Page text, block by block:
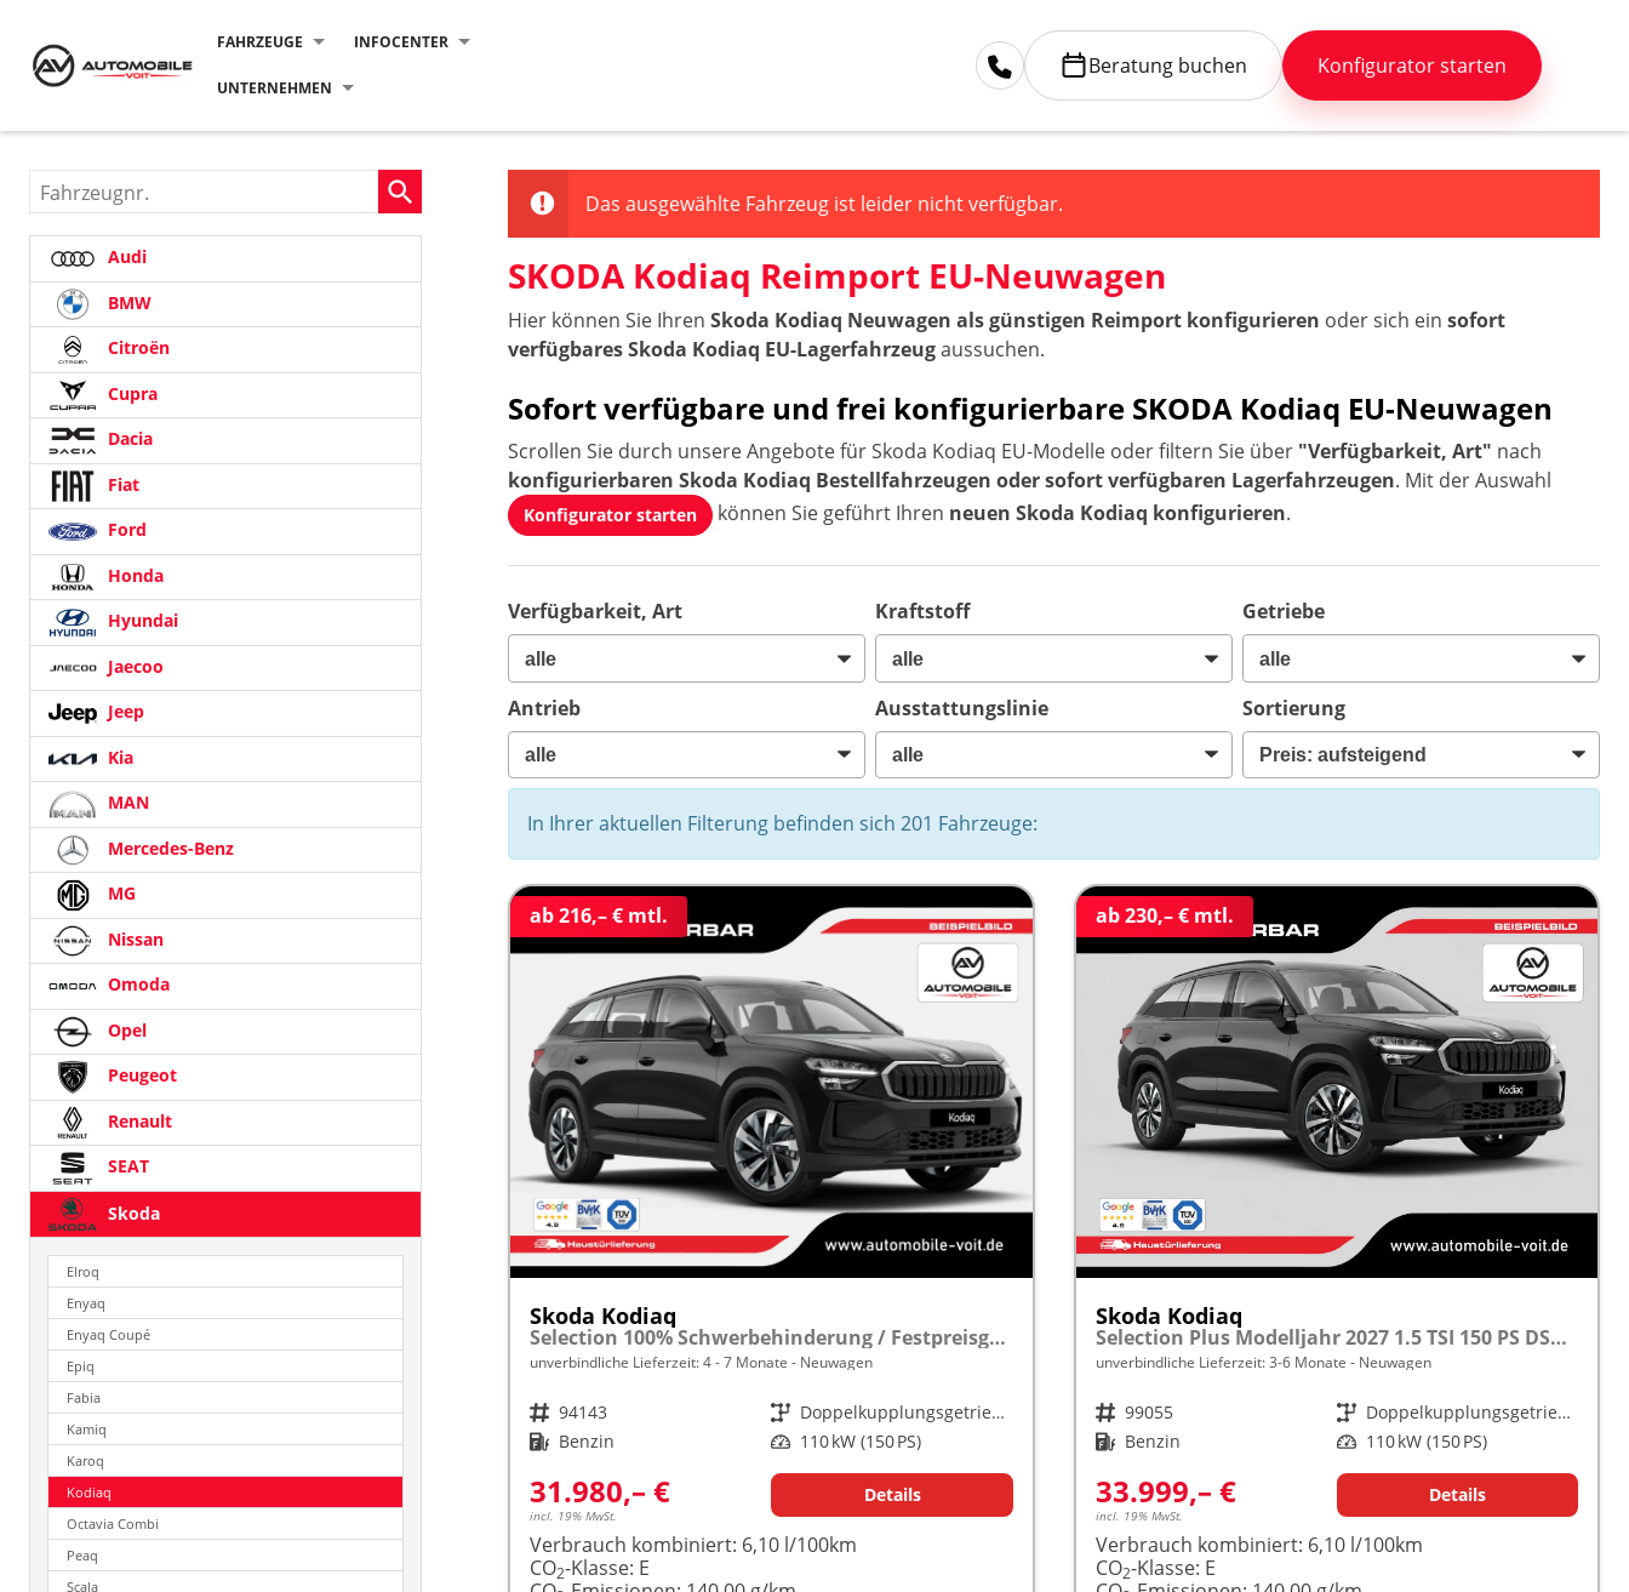
FAHRZEUGE INFOCENTER
UNTERNEHMEN
Beratung buchen Konfigurator starten
Das ausgewählte Fahrzeug ist leider nicht verfügbar.
SKODA Kodiaq Reimport EU-Neuwagen
Hier können Sie IhrenSkoda Kodiaq Neuwagen als günstigen Reimport konfigurieren oder sich einsofort
verfügbares Skoda Kodiaq EU-Lagerfahrzeugaussuchen.
Sofort verfügbare und frei konfigurierbare SKODA Kodiaq EU-Neuwagen
Scrollen Sie durch unsere Angebote für Skoda Kodiaq EU-Modelle oder filtern Sie über "Verfügbarkeit, Art" nach
konfigurierbaren Skoda Kodiaq Bestellfahrzeugen oder sofort verfügbaren Lagerfahrzeugen. Mit der Auswahl
Konfigurator starten können Sie geführt Ihren neuen Skoda Kodiaq konfigurieren.
Verfügbarkeit, Art Kraftstoff Getriebe
Antrieb Ausstattungslinie Sortierung
In Ihrer aktuellen Filterung befinden sich201 Fahrzeuge:
ab 216,– € mtl.
Skoda Kodiaq
Selection 100% Schwerbehinderung / Festpreisgarantie* Modelljahr 1.5 TSI Mild-Hybrid 150PS DSG "Sonderangebot bei Schwerbehinderung" frei konfigurierbar!
unverbindliche Lieferzeit: 4 - 7 Monate Neuwagen
Fahrzeugnr. 94143 Getriebe
Doppelkupplungsgetriebe (DSG)
Kraftstoff Benzin Leistung 110 kW (150 PS)
31.980,– €
incl. 19% MwSt.
Details
Verbrauch kombiniert: 6,10 l/100km
CO2-Klasse: E
ab 230,– € mtl.
Skoda Kodiaq
Selection Plus Modelljahr 2027 1.5 TSI 150 PS DSG TEMPOMAT/R.KAMERA/SHZ/LED/LENKRADHEIZUNG frei konfigurierbar!
unverbindliche Lieferzeit: 3-6 Monate Neuwagen
Fahrzeugnr. 99055 Getriebe
Doppelkupplungsgetriebe (DSG)
Kraftstoff Benzin Leistung 110 kW (150 PS)
33.999,– €
incl. 19% MwSt.
Details
Verbrauch kombiniert: 6,10 l/100km
CO2-Klasse: E
Fahrzeugnr.
Audi
BMW
Citroën
Cupra
Dacia
Fiat
Ford
Honda
Hyundai
Jaecoo
Jeep
Kia
MAN
Mercedes-Benz
MG
Nissan
Omoda
Opel
Peugeot
Renault
SEAT
Skoda
Elroq
Enyaq
Enyaq Coupé
Epiq
Fabia
Kamiq
Karoq
Kodiaq
Octavia Combi
Peaq
Scala